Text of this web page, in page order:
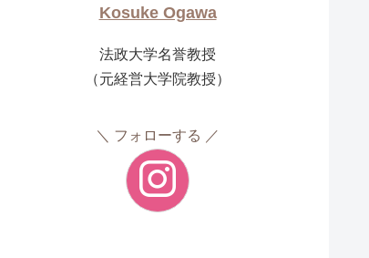
Kosuke Ogawa
法政大学名誉教授
（元経営大学院教授）
フォローする